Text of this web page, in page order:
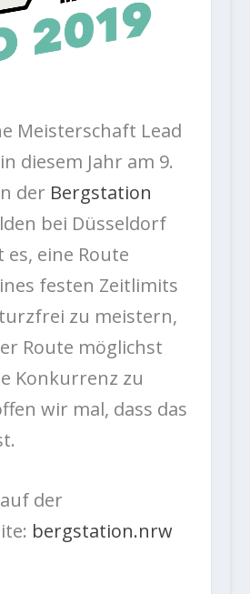
Meisterschaft Lead
diesem Jahr am 9.
der Bergstation
bei Düsseldorf
es, eine Route
festen Zeitlimits
zu meistern,
Route möglichst
Konkurrenz zu
wir mal, dass das
der
bergstation.nrw